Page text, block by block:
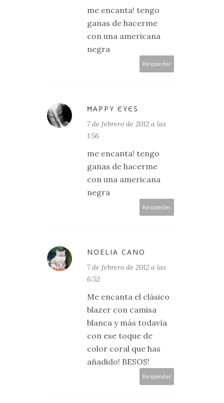
me encanta! tengo
ganas de hacerme
con una americana
negra
Responder
ĦΑРРY ЄYЄS
7 de febrero de 2012 a las
1:56
me encanta! tengo
ganas de hacerme
con una americana
negra
Responder
NOELIA CANO
7 de febrero de 2012 a las
6:52
Me encanta el clásico
blazer con camisa
blanca y más todavía
con ese toque de
color coral que has
añadido! BESOS!
Responder